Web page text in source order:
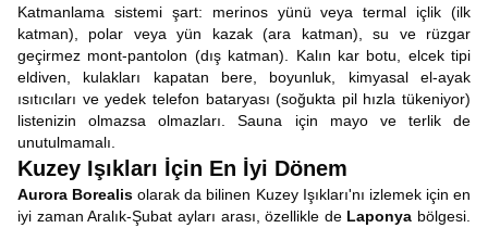
Katmanlama sistemi şart: merinos yünü veya termal içlik (ilk
katman), polar veya yün kazak (ara katman), su ve rüzgar
geçirmez mont-pantolon (dış katman). Kalın kar botu, elcek tipi
eldiven, kulakları kapatan bere, boyunluk, kimyasal el-ayak
ısıtıcıları ve yedek telefon bataryası (soğukta pil hızla tükeniyor)
listenizin olmazsa olmazları. Sauna için mayo ve terlik de
unutulmamalı.
Kuzey Işıkları İçin En İyi Dönem
Aurora Borealis olarak da bilinen Kuzey Işıkları'nı izlemek için en
iyi zaman Aralık-Şubat ayları arası, özellikle de Laponya bölgesi.